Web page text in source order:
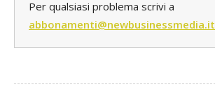
Per qualsiasi problema scrivi a
abbonamenti@newbusinessmedia.it